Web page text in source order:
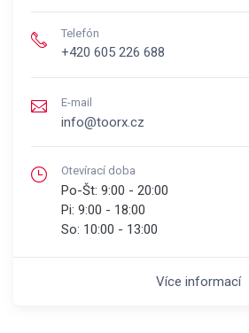
Telefón
+420 605 226 688
E-mail
info@toorx.cz
Otevírací doba
Po-Št: 9:00 - 20:00
Pi: 9:00 - 18:00
So: 10:00 - 13:00
Více informací